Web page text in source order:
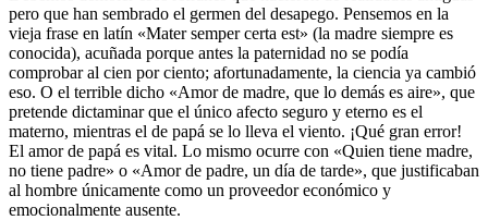
pero que han sembrado el germen del desapego. Pensemos en la
vieja frase en latín «Mater semper certa est» (la madre siempre es
conocida), acuñada porque antes la paternidad no se podía
comprobar al cien por ciento; afortunadamente, la ciencia ya cambió
eso. O el terrible dicho «Amor de madre, que lo demás es aire», que
pretende dictaminar que el único afecto seguro y eterno es el
materno, mientras el de papá se lo lleva el viento. ¡Qué gran error!
El amor de papá es vital. Lo mismo ocurre con «Quien tiene madre,
no tiene padre» o «Amor de padre, un día de tarde», que justificaban
al hombre únicamente como un proveedor económico y
emocionalmente ausente.